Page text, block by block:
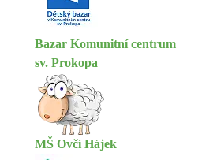
Bazar Komunitní centrum
sv. Prokopa
MŠ Ovčí Hájek